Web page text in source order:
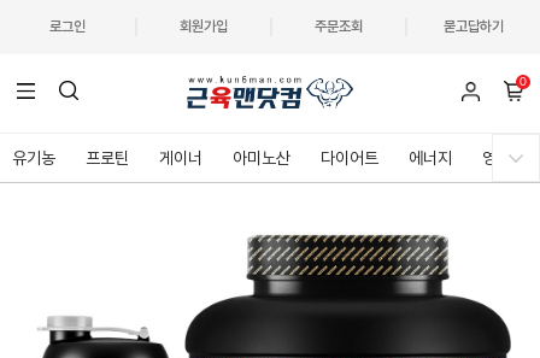
로그인 회원가입 주문조회 묻고답하기
0
유기농 프로틴 게이너 아미노산 다이어트 에너지 영양제